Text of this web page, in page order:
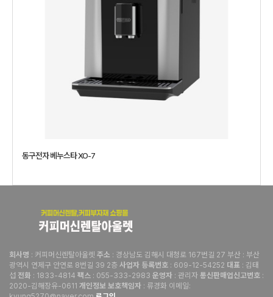
동구전자 베누스타 XO-7
회사명 : 커피머신렌탈아울렛 주소 : 경상남도 김해시 대청로 167번길 27 부산 : 부산
광역시 연제구 안연로 8번길 39 2층 사업자 등록번호 : 609-12-54252 대표 : 김태
섭 전화 : 1833-4814 팩스 : 055-333-2983 운영자 : 관리자 통신판매업신고번호 :
2020-김해장유-0611 개인정보 보호책임자 : 류경화 이메일: